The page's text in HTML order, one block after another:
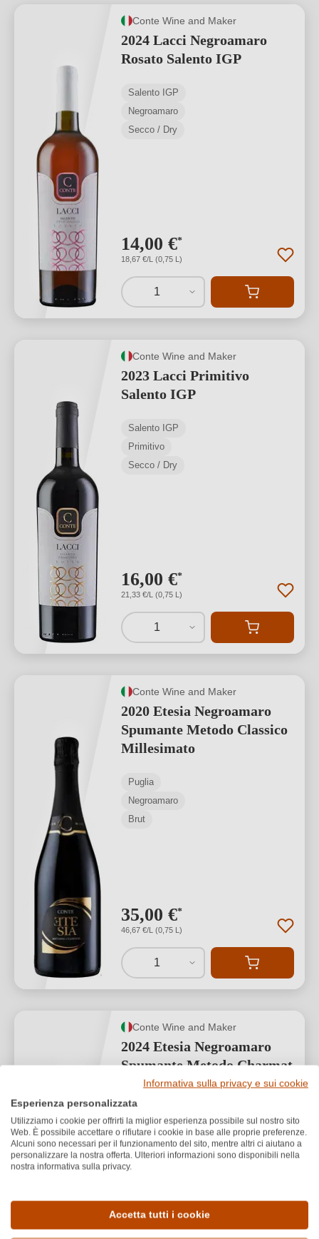
Conte Wine and Maker
2024 Lacci Negroamaro
Rosato Salento IGP
Salento IGP
Negroamaro
Secco / Dry
14,00 €*
18,67 €/L (0,75 L)
1
Conte Wine and Maker
2023 Lacci Primitivo
Salento IGP
Salento IGP
Primitivo
Secco / Dry
16,00 €*
21,33 €/L (0,75 L)
1
Conte Wine and Maker
2020 Etesia Negroamaro
Spumante Metodo Classico
Millesimato
Puglia
Negroamaro
Brut
35,00 €*
46,67 €/L (0,75 L)
1
Conte Wine and Maker
2024 Etesia Negroamaro
Spumante Metodo Charmat
Millesimato
Puglia
Negroamaro
Extra Brut
Informativa sulla privacy e sui cookie
Esperienza personalizzata
Utilizziamo i cookie per offrirti la miglior esperienza possibile sul nostro sito
Web. È possibile accettare o rifiutare i cookie in base alle proprie preferenze.
Alcuni sono necessari per il funzionamento del sito, mentre altri ci aiutano a
personalizzare la nostra offerta. Ulteriori informazioni sono disponibili nella
nostra informativa sulla privacy.
Accetta tutti i cookie